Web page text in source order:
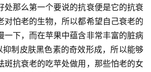
处那么第一个要说的抗衰便是它的抗衰
对怕老的生物，所以都希望自己衰老的
一下，而在苹果中蕴含非常丰富的脏病
制皮肤黑色素的奇效形成，所以能够
斑抗衰老的吃苹处做用，那些怕老的女